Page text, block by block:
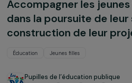
Éducation & action sociale
Accompagner les
dans la poursuite de